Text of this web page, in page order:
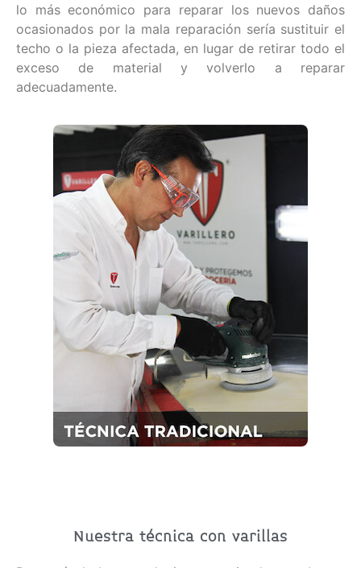
lo más económico para reparar los nuevos daños
ocasionados por la mala reparación sería sustituir el
techo o la pieza afectada, en lugar de retirar todo el
exceso de material y volverlo a reparar
adecuadamente.
Nuestra técnica con varillas